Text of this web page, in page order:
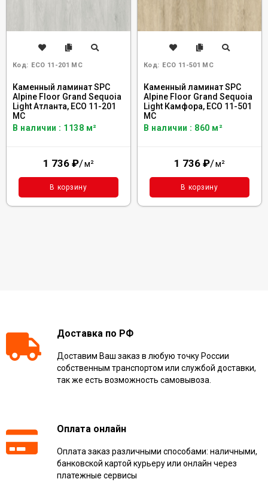
Код: ECO 11-201 MC
Каменный ламинат SPC
Alpine Floor Grand Sequoia
Light Атланта, ЕСО 11-201
MC
В наличии : 1138 м²
1 736 ₽/м²
В корзину
Код: ECO 11-501 MC
Каменный ламинат SPC
Alpine Floor Grand Sequoia
Light Камфора, ЕСО 11-501
MC
В наличии : 860 м²
1 736 ₽/м²
В корзину
Доставка по РФ
Доставим Ваш заказ в любую точку России
собственным транспортом или службой доставки,
так же есть возможность самовывоза.
Оплата онлайн
Оплата заказ различными способами: наличными,
банковской картой курьеру или онлайн через
платежные сервисы